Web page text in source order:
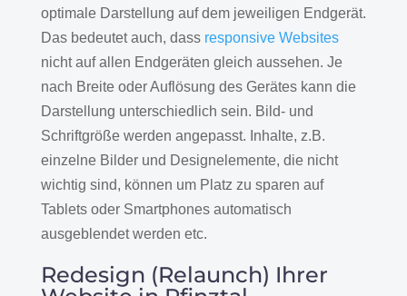
optimale Darstellung auf dem jeweiligen Endgerät.
Das bedeutet auch, dass responsive Websites
nicht auf allen Endgeräten gleich aussehen. Je
nach Breite oder Auflösung des Gerätes kann die
Darstellung unterschiedlich sein. Bild- und
Schriftgröße werden angepasst. Inhalte, z.B.
einzelne Bilder und Designelemente, die nicht
wichtig sind, können um Platz zu sparen auf
Tablets oder Smartphones automatisch
ausgeblendet werden etc.
Redesign (Relaunch) Ihrer